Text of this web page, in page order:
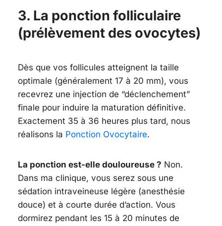
3. La ponction folliculaire
(prélèvement des ovocytes)
Dès que vos follicules atteignent la taille
optimale (généralement 17 à 20 mm), vous
recevrez une injection de “déclenchement”
finale pour induire la maturation définitive.
Exactement 35 à 36 heures plus tard, nous
réalisons la Ponction Ovocytaire.
La ponction est-elle douloureuse ? Non.
Dans ma clinique, vous serez sous une
sédation intraveineuse légère (anesthésie
douce) et à courte durée d’action. Vous
dormirez pendant les 15 à 20 minutes de